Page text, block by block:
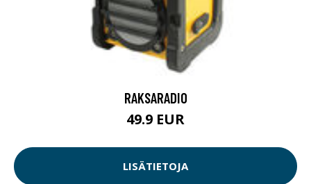
RAKSARADIO
49.9 EUR
LISÄTIETOJA